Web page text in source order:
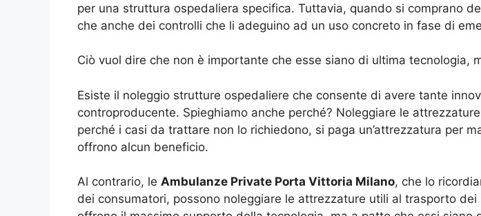
per una struttura ospedaliera specifica. Tuttavia, quando si comprano
che anche dei controlli che li adeguino ad un uso concreto in fase di
Ciò vuol dire che non è importante che esse siano di ultima
Esiste il noleggio strutture ospedaliere che consente di avere tante
controproducente. Spieghiamo anche perché? Noleggiare le
perché i casi da trattare non lo richiedono, si paga un’attrezzatura per
offrono alcun beneficio.
Al contrario, le Ambulanze Private Porta Vittoria Milano, che lo
dei consumatori, possono noleggiare le attrezzature utili al trasporto